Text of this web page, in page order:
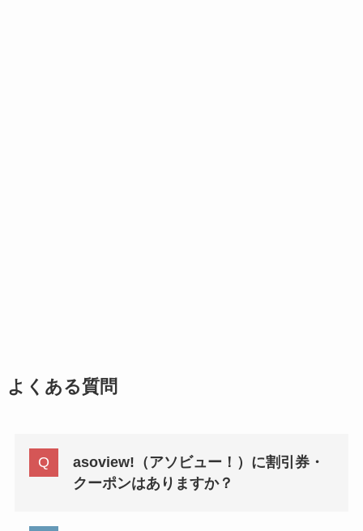
よくある質問
asoview!（アソビュー！）に割引券・
クーポンはありますか？